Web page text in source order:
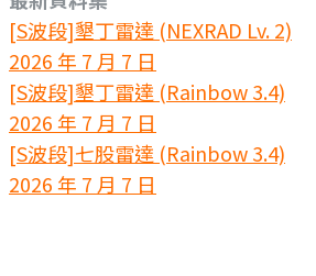
[S波段]墾丁雷達 (NEXRAD Lv. 2)
2026 年 7 月 7 日
[S波段]墾丁雷達 (Rainbow 3.4)
2026 年 7 月 7 日
[S波段]七股雷達 (Rainbow 3.4)
2026 年 7 月 7 日